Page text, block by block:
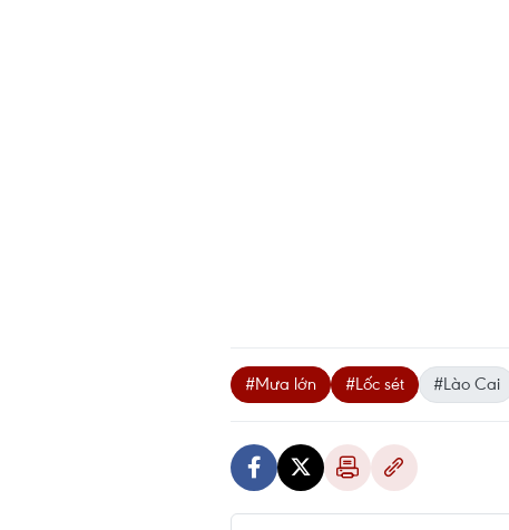
#Mưa lớn #Lốc sét #Lào Cai